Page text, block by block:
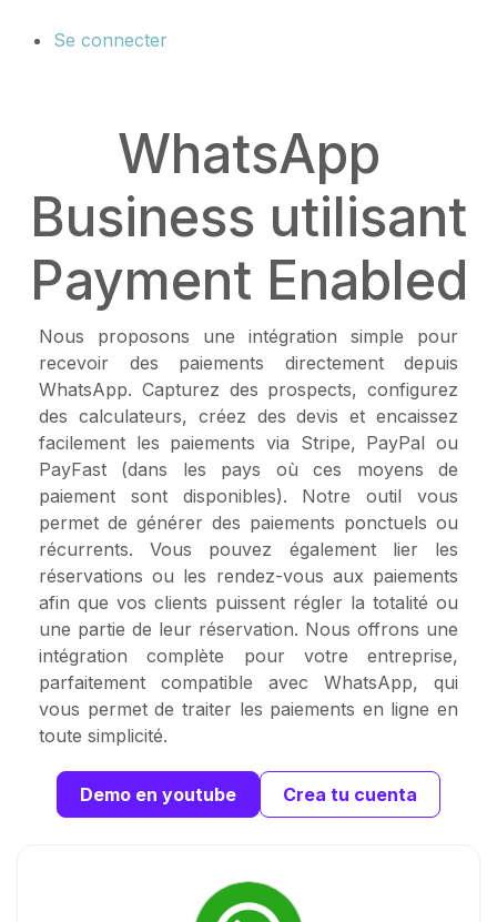
Se connecter
WhatsApp
Business utilisant
Payment Enabled
Nous proposons une intégration simple pour
recevoir des paiements directement depuis
WhatsApp. Capturez des prospects, configurez
des calculateurs, créez des devis et encaissez
facilement les paiements via Stripe, PayPal ou
PayFast (dans les pays où ces moyens de
paiement sont disponibles). Notre outil vous
permet de générer des paiements ponctuels ou
récurrents. Vous pouvez également lier les
réservations ou les rendez-vous aux paiements
afin que vos clients puissent régler la totalité ou
une partie de leur réservation. Nous offrons une
intégration complète pour votre entreprise,
parfaitement compatible avec WhatsApp, qui
vous permet de traiter les paiements en ligne en
toute simplicité.
Demo en youtube Crea tu cuenta